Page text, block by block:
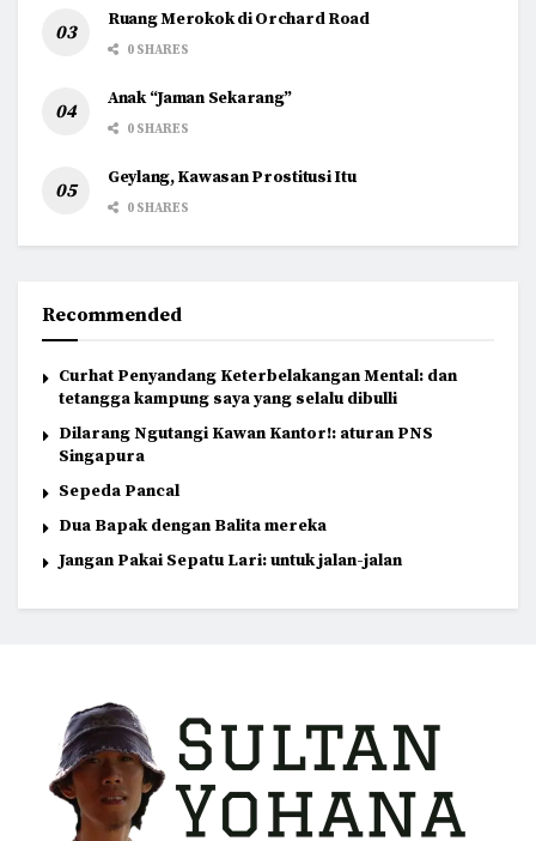
Ruang Merokok di Orchard Road
0 SHARES
Anak “Jaman Sekarang”
0 SHARES
Geylang, Kawasan Prostitusi Itu
0 SHARES
Recommended
Curhat Penyandang Keterbelakangan Mental: dan
tetangga kampung saya yang selalu dibulli
Dilarang Ngutangi Kawan Kantor!: aturan PNS
Singapura
Sepeda Pancal
Dua Bapak dengan Balita mereka
Jangan Pakai Sepatu Lari: untuk jalan-jalan